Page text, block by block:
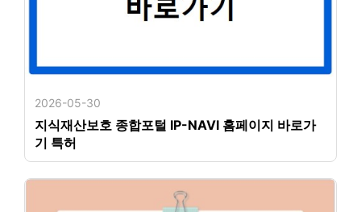
2026-05-30
지식재산보호 종합포털 IP-NAVI 홈페이지 바로가
기 특허